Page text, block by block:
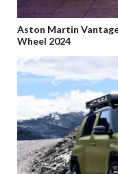
Aston Martin
Wheel 2024